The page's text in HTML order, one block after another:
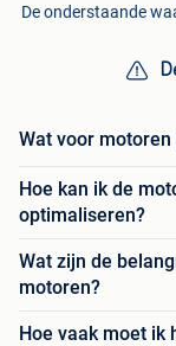
De onderstaande
Wat voor
Hoe kan ik de
optimaliseren?
Wat zijn de
motoren?
Hoe vaak moet ik